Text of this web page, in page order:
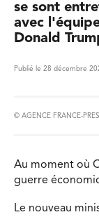
se sont
avec
Donald
Publié le 28 décembre
© AGENCE FRANCE-
Au moment où
guerre
Le nouveau